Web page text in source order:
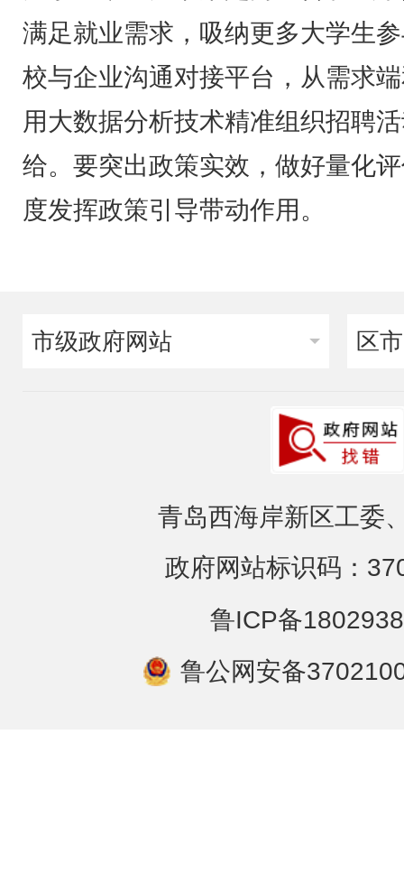
满足就业需求，吸纳更多大学生
校与企业沟通对接平台，从需求
用大数据分析技术精准组织招聘
给。要突出政策实效，做好量化
度发挥政策引导带动作用。
市级政府网站 区
青岛西海岸新区工委
政府网站标识码：
鲁ICP备
鲁公网安备